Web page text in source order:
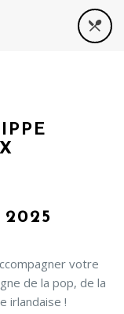
votre
de la pop, de la
irlandaise !